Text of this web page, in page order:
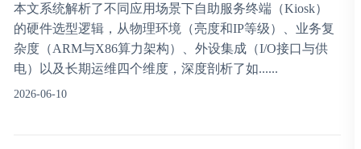
本文系统解析了不同应用场景下自助服务终端（Kiosk）
的硬件选型逻辑，从物理环境（亮度和IP等级）、业务复
杂度（ARM与X86算力架构）、外设集成（I/O接口与供
电）以及长期运维四个维度，深度剖析了如......
2026-06-10